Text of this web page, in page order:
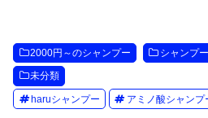
2000円～のシャンプー シャンプ
未分類
haruシャンプー アミノ酸シャンプ